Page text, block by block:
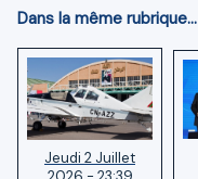
Dans la même rubrique...
Jeudi 2 Juillet